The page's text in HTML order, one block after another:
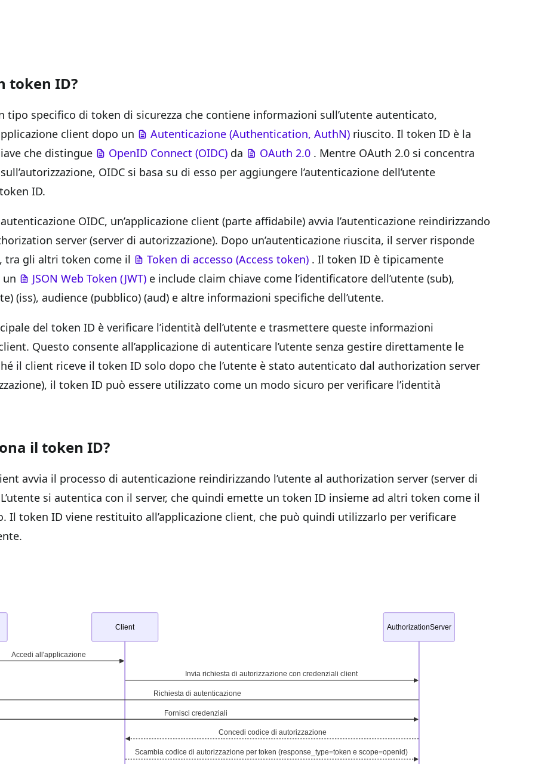
token ID?
tipo specifico di token di sicurezza che contiene informazioni sull’utente autenticato,
client dopo un
Autenticazione (Authentication, AuthN) riuscito. Il token ID è la
che distingue
OpenID Connect (OIDC) da OAuth 2.0 . Mentre OAuth 2.0 si concentra
OIDC si basa su di esso per aggiungere l’autenticazione dell’utente
ID.
OIDC, un’applicazione client (parte affidabile) avvia l’autenticazione reindirizzando
server (server di autorizzazione). Dopo un’autenticazione riuscita, il server risponde
tra gli altri token come il
Token di accesso (Access token) . Il token ID è tipicamente
un
JSON Web Token (JWT) e include claim chiave come l’identificatore dell’utente (sub),
(iss), audience (pubblico) (aud) e altre informazioni specifiche dell’utente.
del token ID è verificare l’identità dell’utente e trasmettere queste informazioni
Questo consente all’applicazione di autenticare l’utente senza gestire direttamente le
il client riceve il token ID solo dopo che l’utente è stato autenticato dal authorization server
il token ID può essere utilizzato come un modo sicuro per verificare l’identità
il token ID?
avvia il processo di autenticazione reindirizzando l’utente al authorization server (server di
si autentica con il server, che quindi emette un token ID insieme ad altri token come il
Il token ID viene restituito all’applicazione client, che può quindi utilizzarlo per verificare